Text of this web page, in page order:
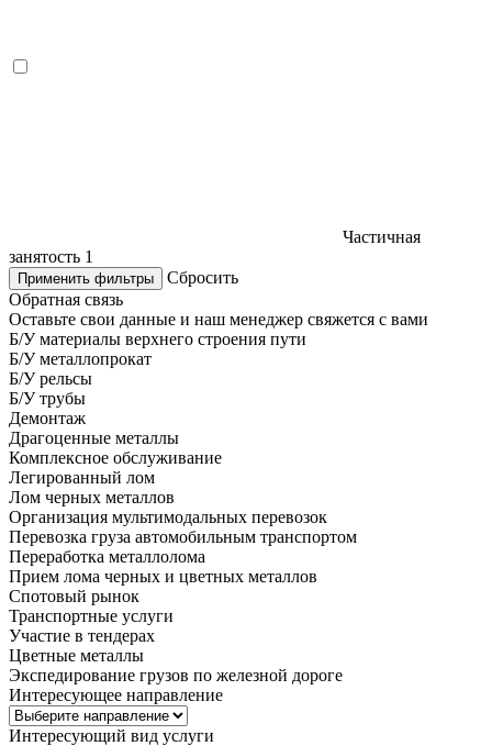
Частичная
занятость 1
Применить фильтры
Сбросить
Обратная связь
Оставьте свои данные и наш менеджер свяжется с вами
Б/У материалы верхнего строения пути
Б/У металлопрокат
Б/У рельсы
Б/У трубы
Демонтаж
Драгоценные металлы
Комплексное обслуживание
Легированный лом
Лом черных металлов
Организация мультимодальных перевозок
Перевозка груза автомобильным транспортом
Переработка металлолома
Прием лома черных и цветных металлов
Спотовый рынок
Транспортные услуги
Участие в тендерах
Цветные металлы
Экспедирование грузов по железной дороге
Интересующее направление
Интересующий вид услуги